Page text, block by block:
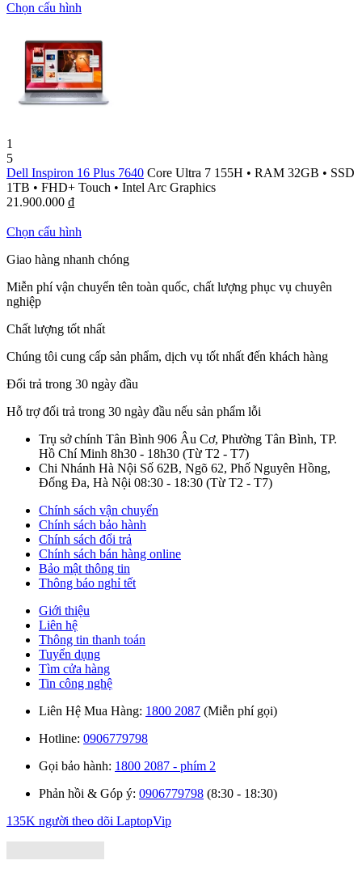
Chọn cấu hình
1
5
Dell Inspiron 16 Plus 7640 Core Ultra 7 155H • RAM 32GB • SSD
1TB • FHD+ Touch • Intel Arc Graphics
21.900.000 ₫
Chọn cấu hình
Giao hàng nhanh chóng
Miễn phí vận chuyển tên toàn quốc, chất lượng phục vụ chuyên
nghiệp
Chất lượng tốt nhất
Chúng tôi cung cấp sản phẩm, dịch vụ tốt nhất đến khách hàng
Đổi trả trong 30 ngày đầu
Hỗ trợ đổi trả trong 30 ngày đầu nếu sản phẩm lỗi
Trụ sở chính Tân Bình 906 Âu Cơ, Phường Tân Bình, TP.
Hồ Chí Minh 8h30 - 18h30 (Từ T2 - T7)
Chi Nhánh Hà Nội Số 62B, Ngõ 62, Phố Nguyên Hồng,
Đống Đa, Hà Nội 08:30 - 18:30 (Từ T2 - T7)
Chính sách vận chuyển
Chính sách bảo hành
Chính sách đổi trả
Chính sách bán hàng online
Bảo mật thông tin
Thông báo nghỉ tết
Giới thiệu
Liên hệ
Thông tin thanh toán
Tuyển dụng
Tìm cửa hàng
Tin công nghệ
Liên Hệ Mua Hàng: 1800 2087 (Miễn phí gọi)
Hotline: 0906779798
Gọi bảo hành: 1800 2087 - phím 2
Phản hồi & Góp ý: 0906779798 (8:30 - 18:30)
135K người theo dõi LaptopVip